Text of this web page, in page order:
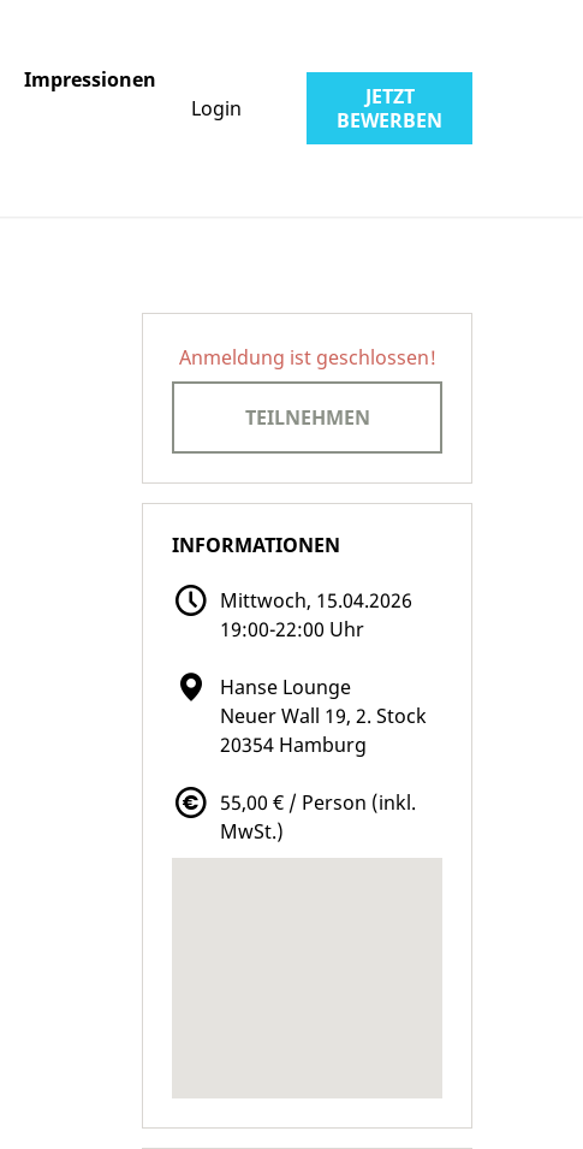
Impressionen
Login
JETZT
BEWERBEN
Anmeldung ist geschlossen!
TEILNEHMEN
INFORMATIONEN
Mittwoch, 15.04.2026
19:00-22:00 Uhr
Hanse Lounge
Neuer Wall 19, 2. Stock
20354 Hamburg
55,00 € / Person (inkl.
MwSt.)